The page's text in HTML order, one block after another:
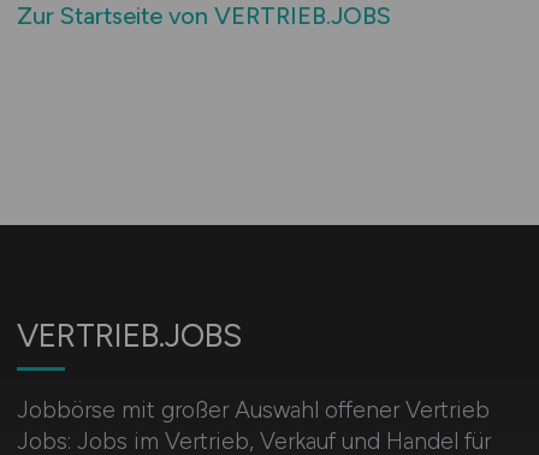
Zur Startseite von VERTRIEB.JOBS
VERTRIEB.JOBS
Jobbörse mit großer Auswahl offener Vertrieb
Jobs: Jobs im Vertrieb, Verkauf und Handel für